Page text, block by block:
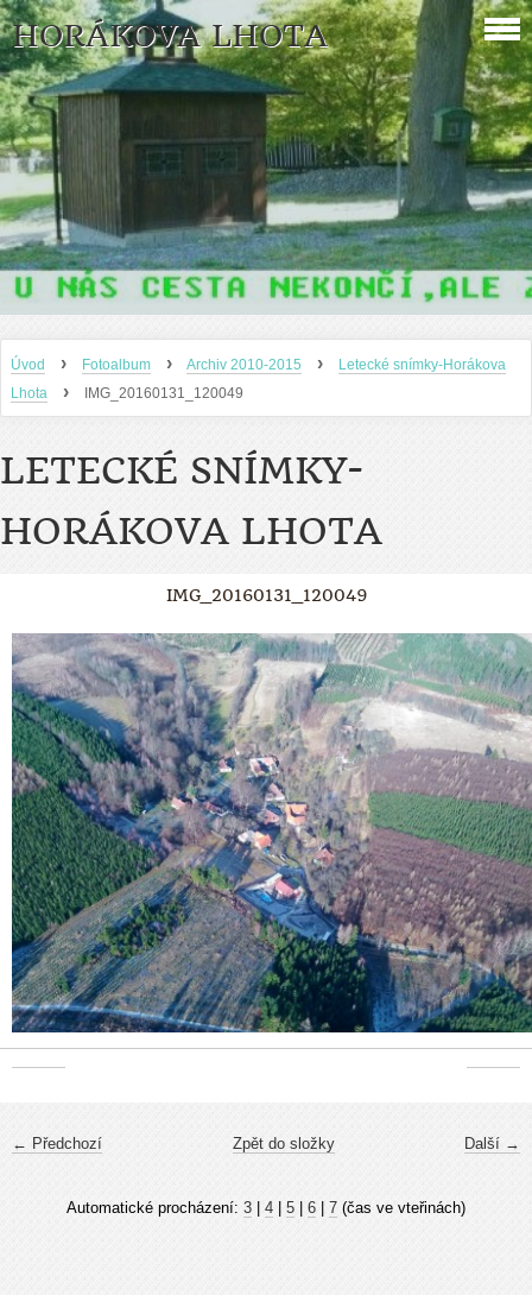
HORÁKOVA LHOTA
Úvod › Fotoalbum › Archiv 2010-2015 ›
Letecké snímky-Horákova
Lhota
› IMG_20160131_120049
LETECKÉ SNÍMKY-
HORÁKOVA LHOTA
IMG_20160131_120049
← Předchozí Další →
Zpět do složky
Automatické procházení: 3 4 5 6 7 (čas ve vteřinách)